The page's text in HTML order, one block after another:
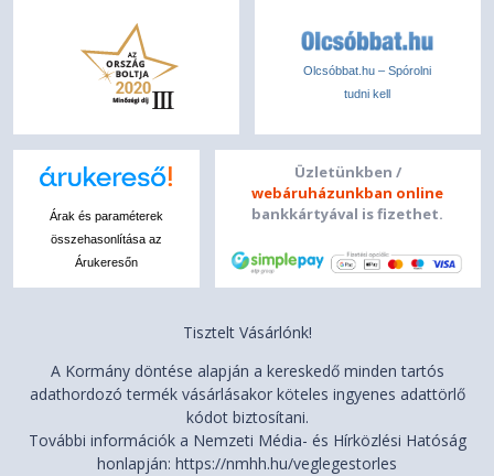
Olcsóbbat.hu – Spórolni
tudni kell
Árak és paraméterek
összehasonlítása az
Árukeresőn
Üzletünkben /
webáruházunkban online
bankkártyával is fizethet.
Tisztelt Vásárlónk!
A Kormány döntése alapján a kereskedő minden tartós
adathordozó termék vásárlásakor köteles ingyenes adattörlő
kódot biztosítani.
További információk a Nemzeti Média- és Hírközlési Hatóság
honlapján: https://nmhh.hu/veglegestorles